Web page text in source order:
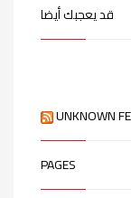
قد يعجبك أيضا
UNKNOWN
PAGES